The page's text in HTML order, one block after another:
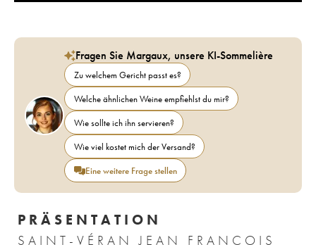
Fragen Sie Margaux, unsere KI-Sommelière
Zu welchem Gericht passt es?
Welche ähnlichen Weine empfiehlst du mir?
Wie sollte ich ihn servieren?
Wie viel kostet mich der Versand?
Eine weitere Frage stellen
PRÄSENTATION
SAINT-VÉRAN JEAN FRANÇOIS